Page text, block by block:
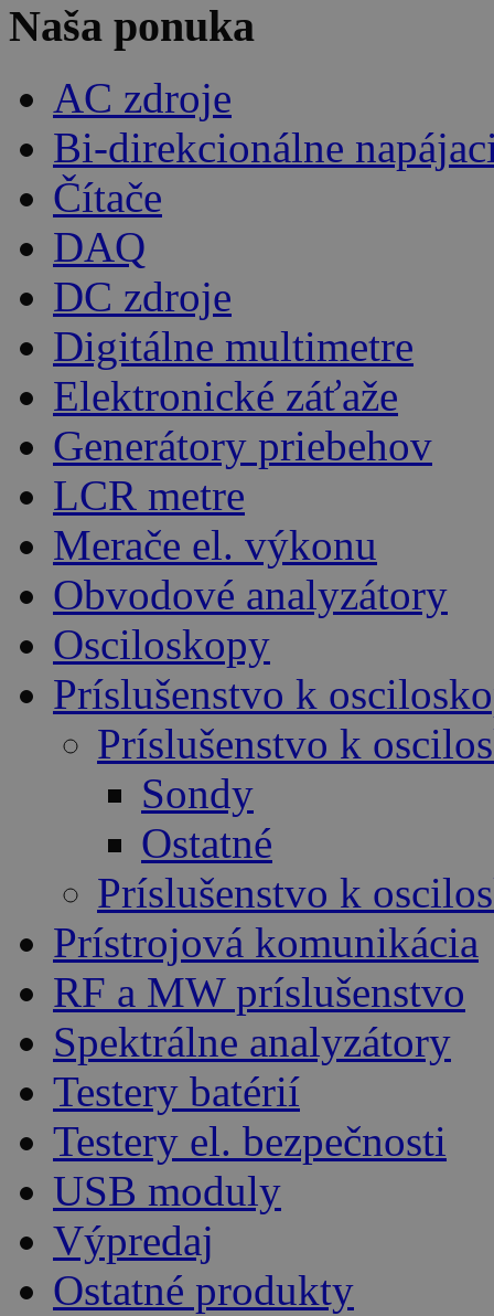
Naša ponuka
AC zdroje
Bi-direkcionálne
Čítače
DAQ
DC zdroje
Digitálne multimetre
Elektronické záťaže
Generátory priebehov
LCR metre
Merače el. výkonu
Obvodové analyzátory
Osciloskopy
Príslušenstvo k
Príslušenstvo k
Sondy
Ostatné
Príslušenstvo k
Prístrojová komunikácia
RF a MW príslušenstvo
Spektrálne analyzátory
Testery batérií
Testery el. bezpečnosti
USB moduly
Výpredaj
Ostatné produkty